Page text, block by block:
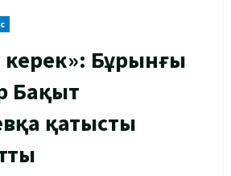
керек»: Бұрынғы
Бақыт
қатысты